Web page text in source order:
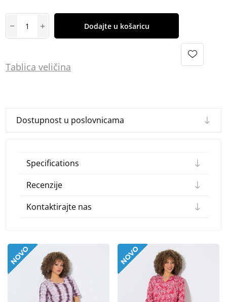
Dodajte u košaricu
Tablica veličina
Dostupnost u poslovnicama
Specifications
Recenzije
Kontaktirajte nas